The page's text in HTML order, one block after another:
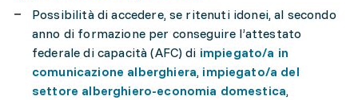
Possibilità di accedere, se ritenuti idonei, al secondo
anno di formazione per conseguire l’attestato
federale di capacità (AFC) di impiegato/a in
comunicazione alberghiera, impiegato/a del
settore alberghiero-economia domestica,